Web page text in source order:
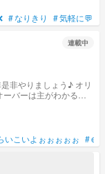
#なりきり #気軽に💬し
連載中
やりましょう♪ オリ
バーは主がわかる範
解釈不一致でも許し
いこいよぉぉぉぉぉ #